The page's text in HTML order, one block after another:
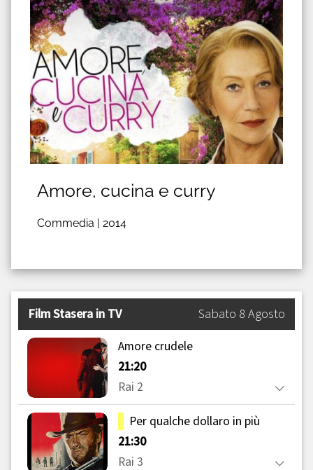
Amore, cucina e curry
Commedia | 2014